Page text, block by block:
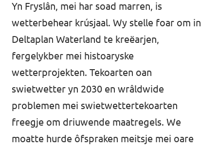
Yn Fryslân, mei har soad marren, is
wetterbehear krúsjaal. Wy stelle foar om in
Deltaplan Waterland te kreëarjen,
fergelykber mei histoaryske
wetterprojekten. Tekoarten oan
swietwetter yn 2030 en wrâldwide
problemen mei swietwettertekoarten
freegje om driuwende maatregels. We
moatte hurde ôfspraken meitsje mei oare